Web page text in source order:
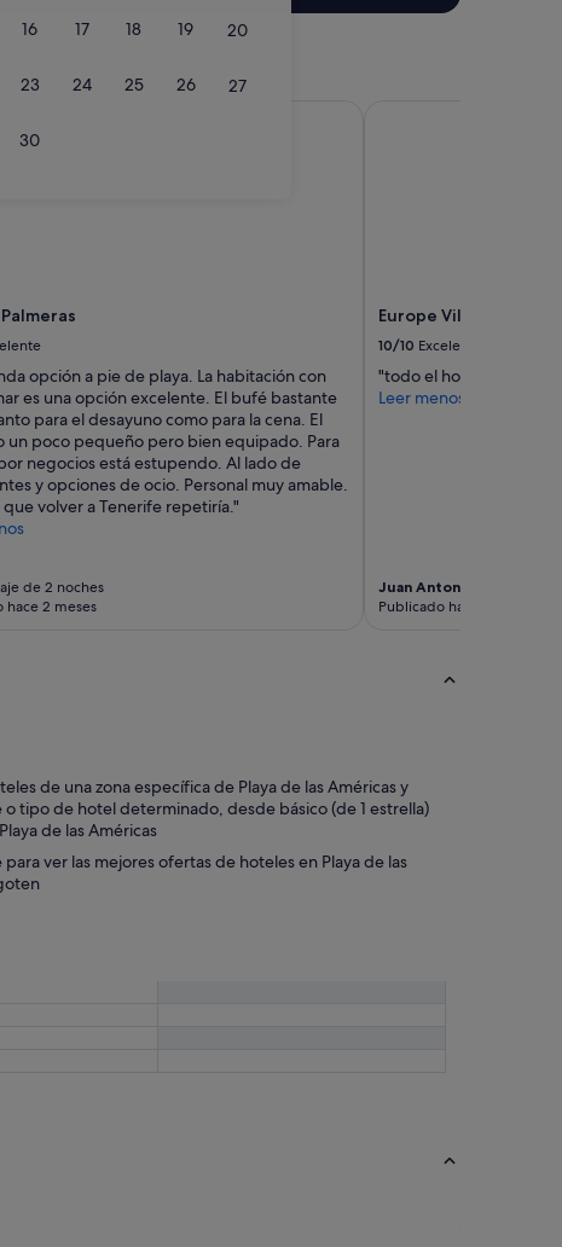
16 17 18 19 20
23 24 25 26 27
30
Palmeras
opción a pie de playa. La habitación con
es una opción excelente. El bufé bastante
para el desayuno como para la cena. El
un poco pequeño pero bien equipado. Para
negocios está estupendo. Al lado de
y opciones de ocio. Personal muy amable.
volver a Tenerife repetiría."
de 2 noches
hace 2 meses
Europe Villa Cortes
10/10 Excelente
"todo el hotel esta
Leer menos
Juan Antonio
Publicado hace 2 meses
de una zona específica de Playa de las Américas y
tipo de hotel determinado, desde básico (de 1 estrella)
de las Américas
ver las mejores ofertas de hoteles en Playa de las